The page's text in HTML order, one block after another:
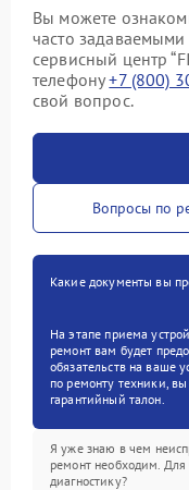
Вы можете
часто
сервисный центр
телефону+7 (800)
свой вопрос.
Вопросы по
Какие документы вы
На этапе приема
ремонт вам будет
обязательств на ваше
по ремонту техники,
гарантийный талон.
Я уже знаю в чем
ремонт необходим. Для
диагностику?